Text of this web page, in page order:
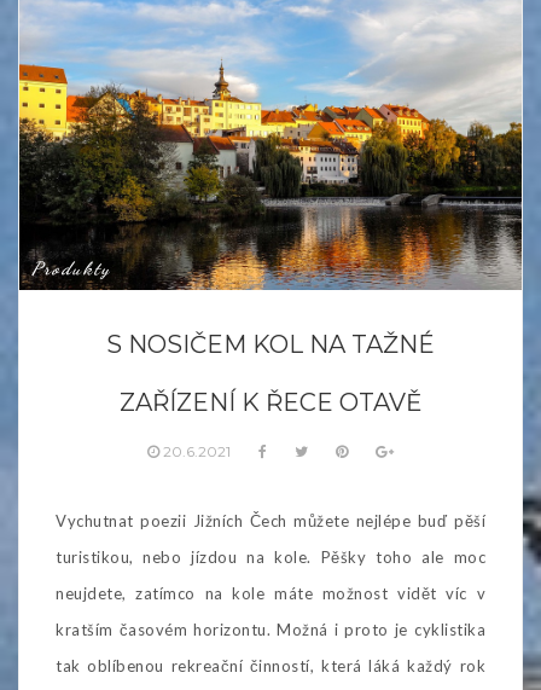
Produkty
S NOSIČEM KOL NA TAŽNÉ
ZAŘÍZENÍ K ŘECE OTAVĚ
20.6.2021
Vychutnat poezii Jižních Čech můžete nejlépe buď pěší
turistikou, nebo jízdou na kole. Pěšky toho ale moc
neujdete, zatímco na kole máte možnost vidět víc v
kratším časovém horizontu. Možná i proto je cyklistika
tak oblíbenou rekreační činností, která láká každý rok